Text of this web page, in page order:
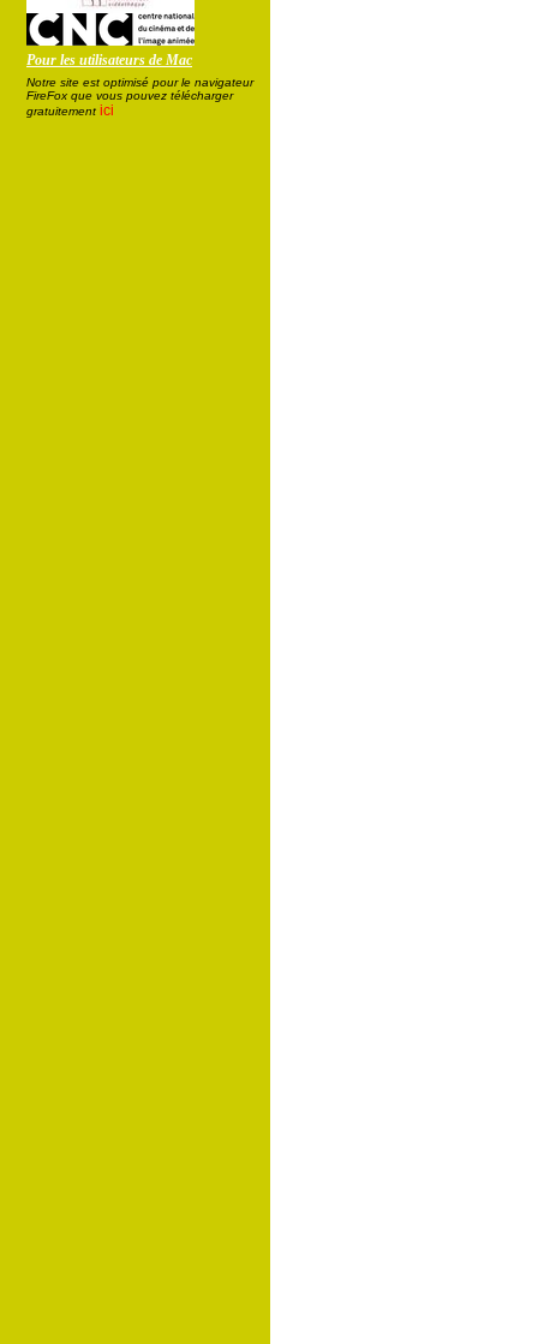
Pour les utilisateurs de Mac
Notre site est optimisé pour le navigateur
FireFox que vous pouvez télécharger
gratuitement ici